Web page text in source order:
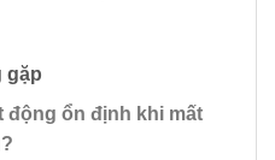
gặp
động ổn định khi mất